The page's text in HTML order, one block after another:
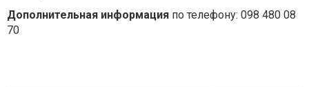
Дополнительная информация по телефону: 098 480 08
70